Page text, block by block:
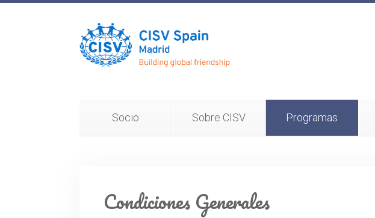
Socio Sobre CISV Programas
Condiciones Generales